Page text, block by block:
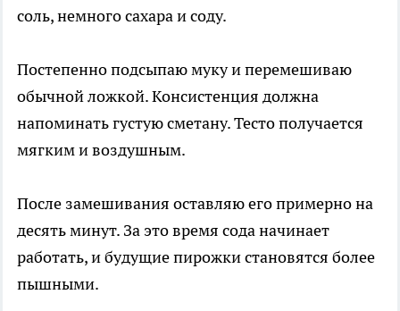
соль, немного сахара и соду.
Постепенно подсыпаю муку и перемешиваю
обычной ложкой. Консистенция должна
напоминать густую сметану. Тесто получается
мягким и воздушным.
После замешивания оставляю его примерно на
десять минут. За это время сода начинает
работать, и будущие пирожки становятся более
пышными.